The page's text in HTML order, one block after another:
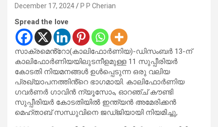
December 17, 2024 P P Cherian
Spread the love
സാക്രമെൻ്റോ(കാലിഫോർണിയ)-ഡിസംബർ 13-ന്
കാലിഫോർണിയയിലുടനീളമുള്ള 11 സുപ്പീരിയർ
കോടതി നിയമനങ്ങൾ ഉൾപ്പെടുന്ന ഒരു വലിയ
പ്രഖ്യാപനത്തിൻ്റെ ഭാഗമായി. കാലിഫോർണിയ
ഗവർണർ ഗാവിൻ ന്യൂസോം, ഓറഞ്ച് കൗണ്ടി
സുപ്പീരിയർ കോടതിയിൽ ഇന്ത്യൻ അമേരിക്കൻ
മെഹ്താബ് സന്ധുവിനെ ജഡ്ജിയായി നിയമിച്ചു,